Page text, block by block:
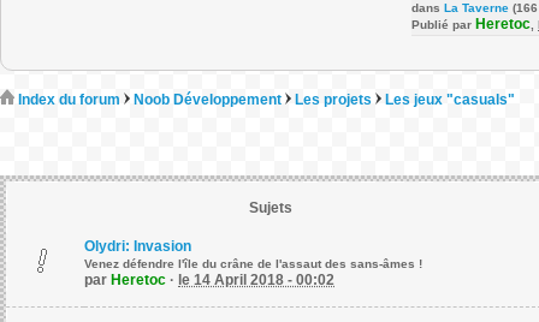
dans La Taverne
Publié par Heretoc
Index du forum Noob Développement Les projets Les jeux "casuals"
Sujets
Olydri: Invasion
Venez défendre l'île du crâne de l'assaut des sans-âmes !
par Heretoc · le 14 April 2018 - 00:02